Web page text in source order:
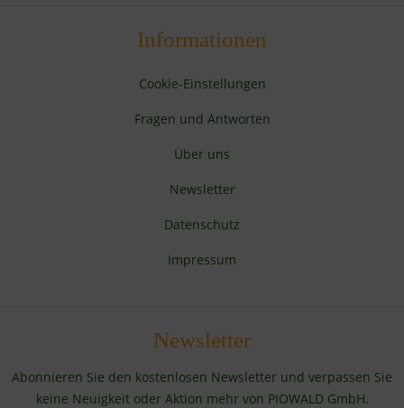
Informationen
Cookie-Einstellungen
Fragen und Antworten
Über uns
Newsletter
Datenschutz
Impressum
Newsletter
Abonnieren Sie den kostenlosen Newsletter und verpassen Sie
keine Neuigkeit oder Aktion mehr von PIOWALD GmbH.